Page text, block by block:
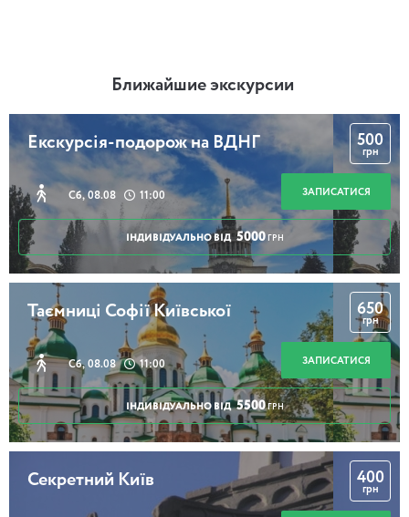
Ближайшие экскурсии
Екскурсія-подорож на ВДНГ
Сб, 08.08 11:00
500
грн
ЗАПИСАТИСЯ
ІНДИВІДУАЛЬНО ВІД 5000 ГРН
Таємниці Софії Київської
Сб, 08.08 11:00
650
грн
ЗАПИСАТИСЯ
ІНДИВІДУАЛЬНО ВІД 5500 ГРН
Секретний Київ 400
грн